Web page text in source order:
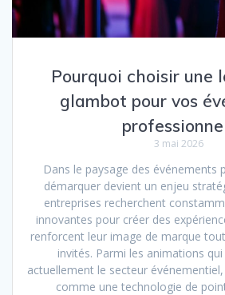
Pourquoi choisir une
glambot pour vos
3 mai 2026
Dans le paysage des événements
démarquer devient un enjeu
entreprises recherchent
innovantes pour créer des
renforcent leur image de marque
invités. Parmi les animations
actuellement le secteur
comme une technologie de